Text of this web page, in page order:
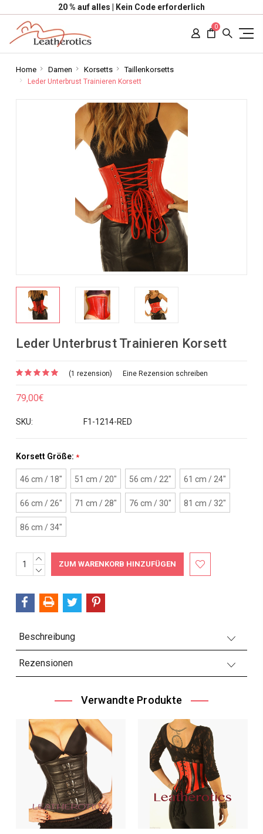
20 % auf alles | Kein Code erforderlich
0
Home Damen Korsetts Taillenkorsetts
Leder Unterbrust Trainieren Korsett
Leder Unterbrust Trainieren Korsett
(1 rezension) Eine Rezension schreiben
79,00€
SKU: F1-1214-RED
Korsett Größe: *
46 cm / 18" 51 cm / 20" 56 cm / 22" 61 cm / 24"
66 cm / 26" 71 cm / 28" 76 cm / 30" 81 cm / 32"
86 cm / 34"
Aktueller
Bestand:
MENGE
ERHÖHEN:
MENGE
Beschreibung
Rezensionen
Verwandte Produkte